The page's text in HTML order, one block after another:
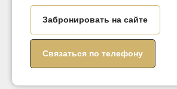
Забронировать на сайте
Связаться по телефону